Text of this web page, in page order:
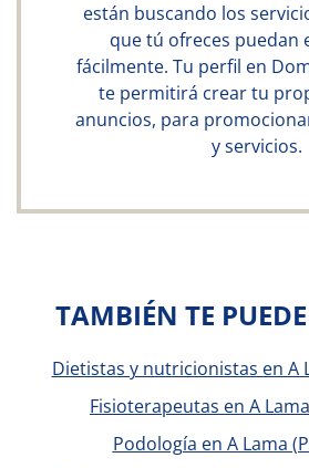
están buscando los
que tú ofreces puedan
fácilmente. Tu perfil en
te permitirá crear tu
anuncios, para
y servicios.
TAMBIÉN TE
Dietistas y nutricionistas en A
Fisioterapeutas en A
Podología en A Lama